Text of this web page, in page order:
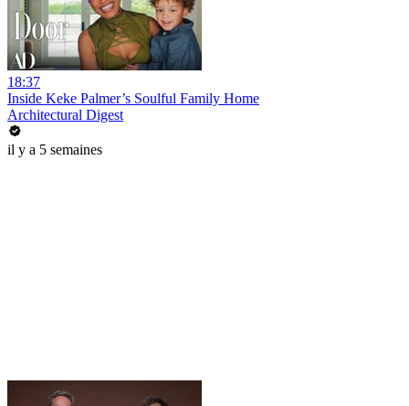
18:37
Inside Keke Palmer’s Soulful Family Home
Architectural Digest
il y a 5 semaines